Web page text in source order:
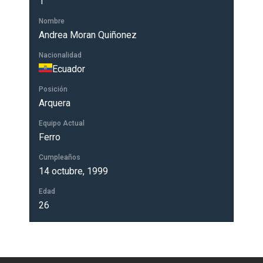
Nombre
Andrea Moran Quiñonez
Nacionalidad
Ecuador
Posición
Arquera
Equipo Actual
Ferro
Cumpleaños
14 octubre, 1999
Edad
26